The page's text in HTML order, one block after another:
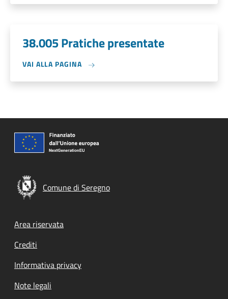
38.005 Pratiche presentate
VAI ALLA PAGINA
Comune di Seregno
Footer menu
Area riservata
Crediti
Informativa privacy
Note legali